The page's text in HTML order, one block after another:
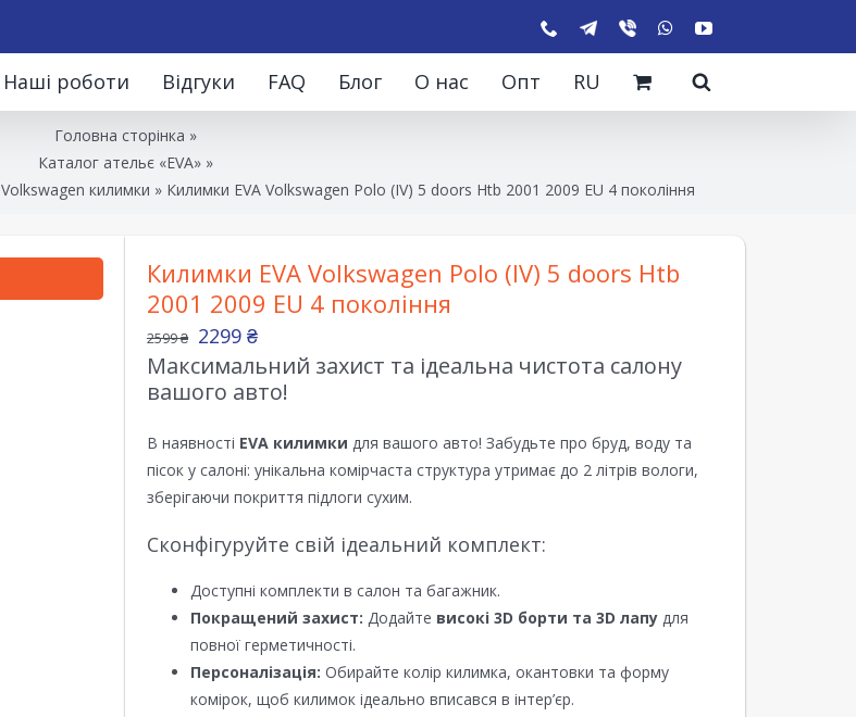
Наші роботи Відгуки FAQ Блог О нас Опт RU
Головна сторінка »
Каталог ательє «EVA»»
Volkswagen килимки » Килимки EVA Volkswagen Polo (IV) 5 doors Htb 2001 2009 EU 4 покоління
Килимки EVA Volkswagen Polo (IV) 5 doors Htb
2001 2009 EU 4 покоління
2599₴ 2299 ₴
Максимальний захист та ідеальна чистота салону
вашого авто!
В наявності EVA килимки для вашого авто! Забудьте про бруд, воду та
пісок у салоні: унікальна комірчаста структура утримає до 2 літрів вологи,
зберігаючи покриття підлоги сухим.
Сконфігуруйте свій ідеальний комплект:
Доступні комплекти в салон та багажник.
Покращений захист: Додайте високі 3D борти та 3D лапу для
повної герметичності.
Персоналізація: Обирайте колір килимка, окантовки та форму
комірок, щоб килимок ідеально вписався в інтер’єр.